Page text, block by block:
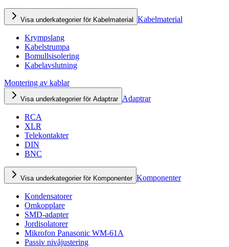
Visa underkategorier för Kabelmaterial Kabelmaterial
Krympslang
Kabelstrumpa
Bomullsisolering
Kabelavslutning
Montering av kablar
Visa underkategorier för Adaptrar Adaptrar
RCA
XLR
Telekontakter
DIN
BNC
Visa underkategorier för Komponenter Komponenter
Kondensatorer
Omkopplare
SMD-adapter
Jordisolatorer
Mikrofon Panasonic WM-61A
Passiv nivåjustering